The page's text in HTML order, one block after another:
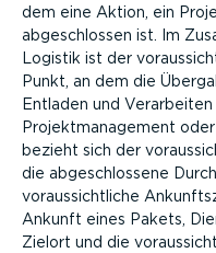
dem eine Aktion, ein
abgeschlossen ist. Im
Logistik ist der
Punkt, an dem die
Entladen und
Projekt­ma­nagement
bezieht sich der
die abgeschlossene
voraus­sicht­liche
Ankunft eines Pakets,
Zielort und die